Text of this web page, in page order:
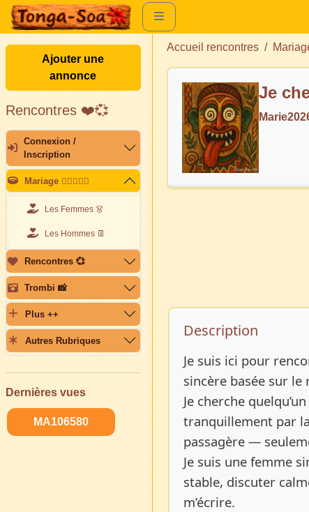
Ajouter une
annonce
Rencontres ❤️💞
Connexion /
Inscription
Mariage 👩🏽‍❤️‍👨🏽
Les Femmes 👗
Les Hommes 👖
Rencontres 💞
Trombi 📸
Plus ++
Autres Rubriques
Dernières vues
MA106580
Accueil rencontres
Je
Description
Description
Je suis ici pour
sincère basée sur
Je cherche
tranquillement par
passagère —
Je suis une femme
stable, discuter
m’écrire.